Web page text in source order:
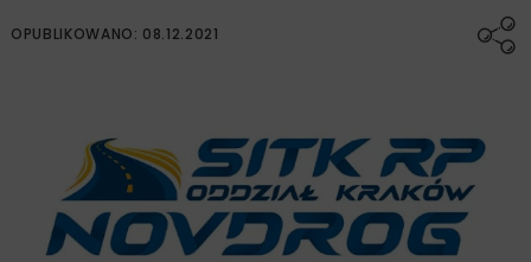
OPUBLIKOWANO: 08.12.2021